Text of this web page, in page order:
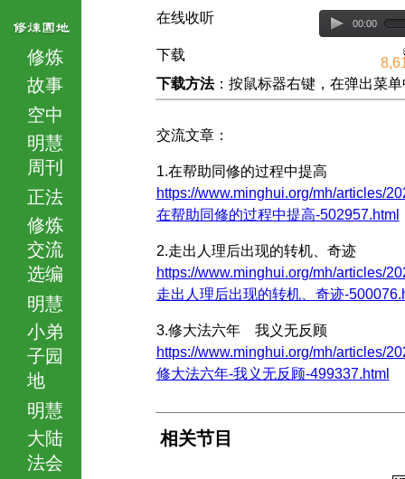
修炼
故事
空中
明慧
周刊
正法
修炼
交流
选编
明慧
小弟
子园
地
明慧
大陆
法会
在线收听 00:00
下载
下载方法：按鼠标器右键，在弹出菜
交流文章：
1.在帮助同修的过程中提高
https://www.minghui.org/mh/articles/
在帮助同修的过程中提高-502957.html
2.走出人理后出现的转机、奇迹
https://www.minghui.org/mh/articles/
走出人理后出现的转机、奇迹-
3.修大法六年 我义无反顾
https://www.minghui.org/mh/articles/
修大法六年-我义无反顾-499337.html
相关节目